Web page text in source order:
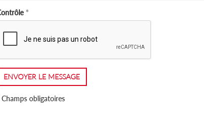
ENVOYER LE MESSAGE
Champs obligatoires